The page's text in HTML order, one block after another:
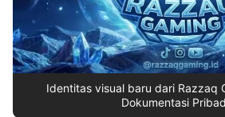
Follow
Kabarbaru
Identitas visual baru dari Razzaq
Dokumentasi